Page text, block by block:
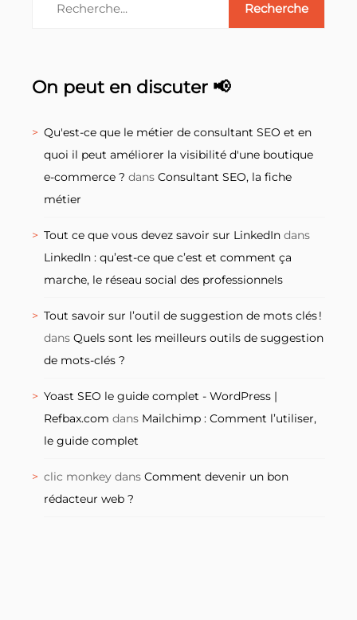
On peut en discuter 📢
Qu'est-ce que le métier de consultant SEO et en
quoi il peut améliorer la visibilité d'une boutique
e-commerce ? dans Consultant SEO, la fiche
métier
Tout ce que vous devez savoir sur LinkedIn dans
LinkedIn : qu’est-ce que c’est et comment ça
marche, le réseau social des professionnels
Tout savoir sur l’outil de suggestion de mots clés !
dans Quels sont les meilleurs outils de suggestion
de mots-clés ?
Yoast SEO le guide complet - WordPress |
Refbax.com dans Mailchimp : Comment l’utiliser,
le guide complet
clic monkey dans Comment devenir un bon
rédacteur web ?